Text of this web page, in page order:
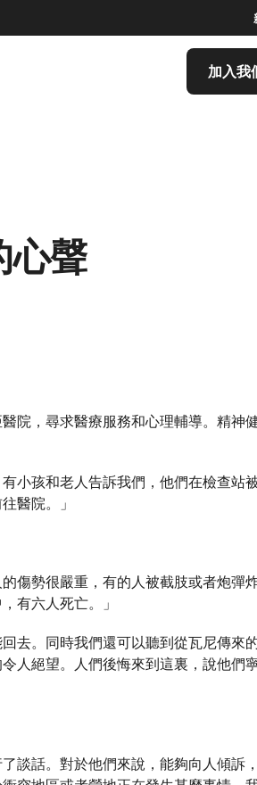
加入我
心聲
院，尋求醫療服務和心理輔導。精神
小孩和老人告訴我們，他們在檢查站
醫院。」
傷勢很嚴重，有的人被截肢或者炮彈
有六人死亡。」
去。同時我們還可以聽到從瓦尼傳來
人絕望。人們後悔來到這裏，說他們
談話。對於他們來說，能夠向人傾訴